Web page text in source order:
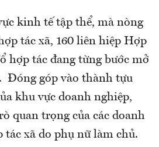
kinh tế tập thể, mà nòng
tác xã, 160 liên hiệp Hợp
hợp tác đang từng bước mở
Đóng góp vào thành tựu
khu vực doanh nghiệp,
quan trọng của các doanh
tác xã do phụ nữ làm chủ.